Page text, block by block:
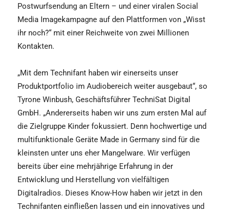
Postwurfsendung an Eltern – und einer viralen Social
Media Imagekampagne auf den Plattformen von „Wisst
ihr noch?“ mit einer Reichweite von zwei Millionen
Kontakten.
„Mit dem Technifant haben wir einerseits unser
Produktportfolio im Audiobereich weiter ausgebaut“, so
Tyrone Winbush, Geschäftsführer TechniSat Digital
GmbH. „Andererseits haben wir uns zum ersten Mal auf
die Zielgruppe Kinder fokussiert. Denn hochwertige und
multifunktionale Geräte Made in Germany sind für die
kleinsten unter uns eher Mangelware. Wir verfügen
bereits über eine mehrjährige Erfahrung in der
Entwicklung und Herstellung von vielfältigen
Digitalradios. Dieses Know-How haben wir jetzt in den
Technifanten einfließen lassen und ein innovatives und